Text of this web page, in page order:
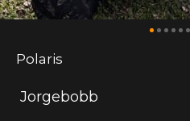
Polaris
Jorgebobb